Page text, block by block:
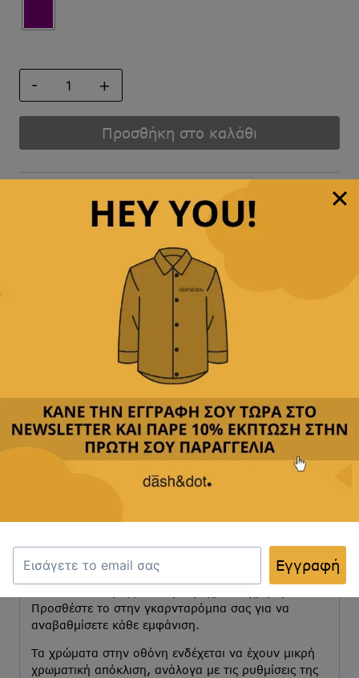
ποσότητα
Προσθήκη στο καλάθι
Άμεση αποστολή& γρήγορη παράδοση
Παρέχουμε
δωρεάν μεταφορικά με αγορές άνω των
όλες τις πιστωτικές
Περιγραφή
Κριτικές(0)
Αποστολή & Επιστροφές
κομψότητα. Με μοντέρνο σχέδιο και εξαιρετική
καθημερινές περιστάσεις. Το μικρό του μέγεθος το
καθιστά ευέλικτο και πρακτικό, ενώ η λεπτομερής
Προσθέστε το στην γκαρνταρόμπα σας για να
αναβαθμίσετε κάθε εμφάνιση.
Τα χρώματα στην οθόνη ενδέχεται να έχουν μικρή
χρωματική απόκλιση, ανάλογα με τις ρυθμίσεις της
Εγγραφή